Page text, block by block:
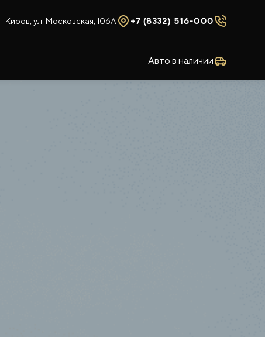
Киров, ул. Московская, 106А +7 (8332) 516-000
Авто в наличии